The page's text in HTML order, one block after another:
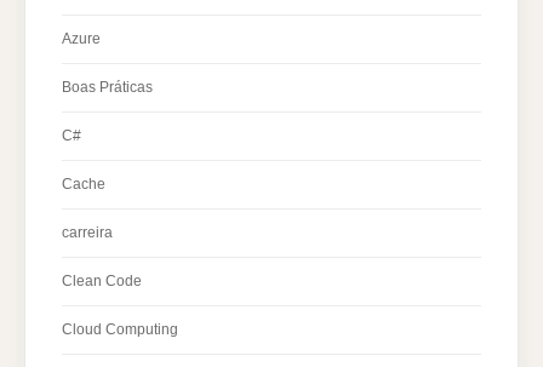
Azure
Boas Práticas
C#
Cache
carreira
Clean Code
Cloud Computing